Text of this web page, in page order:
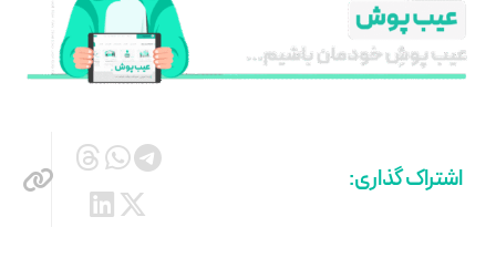
اشتراک گذاری: